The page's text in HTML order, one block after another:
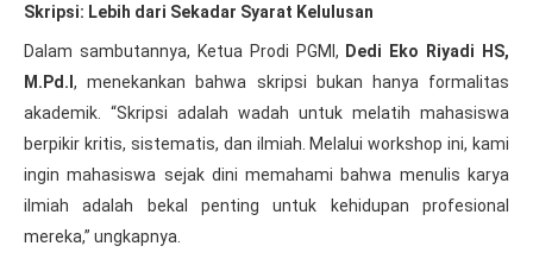
Skripsi: Lebih dari Sekadar Syarat Kelulusan
Dalam sambutannya, Ketua Prodi PGMI, Dedi Eko Riyadi HS,
M.Pd.I , menekankan bahwa skripsi bukan hanya formalitas
akademik. “Skripsi adalah wadah untuk melatih mahasiswa
berpikir kritis, sistematis, dan ilmiah. Melalui workshop ini, kami
ingin mahasiswa sejak dini memahami bahwa menulis karya
ilmiah adalah bekal penting untuk kehidupan profesional
mereka,” ungkapnya.